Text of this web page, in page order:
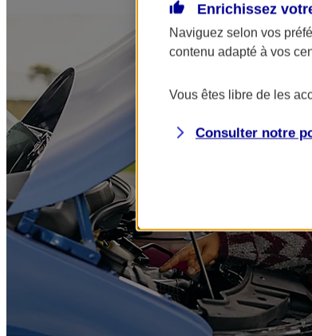
Enrichissez
Naviguez selon vos
contenu adapté à vos
Vous êtes libre de les
Consulter notre